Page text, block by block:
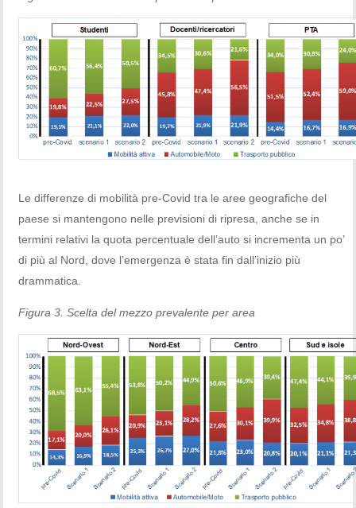
Le differenze di mobilità pre-Covid tra le aree geografiche del
paese si mantengono nelle previsioni di ripresa, anche se in
termini relativi la quota percentuale dell’auto si incrementa un po’
di più al Nord, dove l’emergenza è stata fin dall’inizio più
drammatica.
Figura 3. Scelta del mezzo prevalente per area